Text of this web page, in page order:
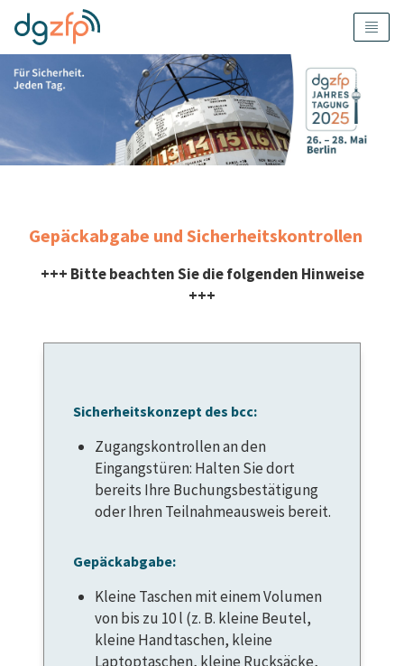
Gepäckabgabe und Sicherheitskontrollen
+++ Bitte beachten Sie die folgenden Hinweise
+++
Sicherheitskonzept des bcc:
Zugangskontrollen an den
Eingangstüren: Halten Sie dort
bereits Ihre Buchungsbestätigung
oder Ihren Teilnahmeausweis bereit.
Gepäckabgabe:
Kleine Taschen mit einem Volumen
von bis zu 10 l (z. B. kleine Beutel,
kleine Handtaschen, kleine
Laptoptaschen, kleine Rucksäcke,